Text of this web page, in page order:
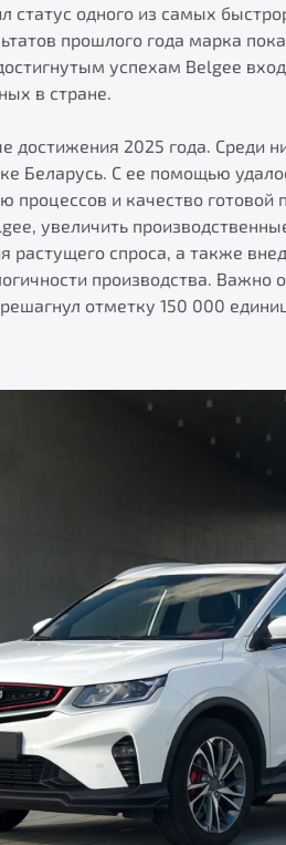
статус одного из самых
прошлого года марка
успехам Belgee
в стране.
2025 года. Среди
Беларусь. С ее помощью
и качество готовой
увеличить
растущего спроса, а также
производства. Важно
отметку 150 000